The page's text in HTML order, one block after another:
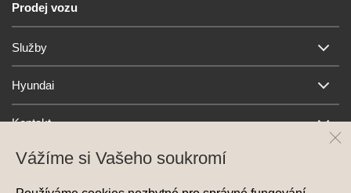
Prodej vozu
Služby
Hyundai
Kontakt
Vážíme si Vašeho soukromí